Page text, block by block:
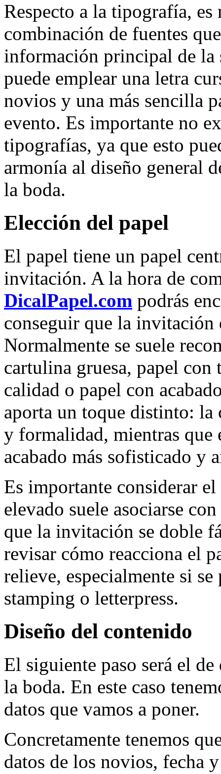
Respecto a la tipografía, es
combinación de fuentes
información principal de la
puede emplear una letra
novios y una más sencilla
evento. Es importante no
tipografías, ya que esto
armonía al diseño general
la boda.
Elección del papel
El papel tiene un papel
invitación. A la hora de
DicalPapel.com podrás
conseguir que la invitación
Normalmente se suele
cartulina gruesa, papel
calidad o papel con
aporta un toque distinto: la
y formalidad, mientras que
acabado más sofisticado y
Es importante considerar
elevado suele asociarse
que la invitación se doble
revisar cómo reacciona el
relieve, especialmente si
stamping o letterpress.
Diseño del contenido
El siguiente paso será el
la boda. En este caso
datos que vamos a poner.
Concretamente tenemos
datos de los novios, fecha